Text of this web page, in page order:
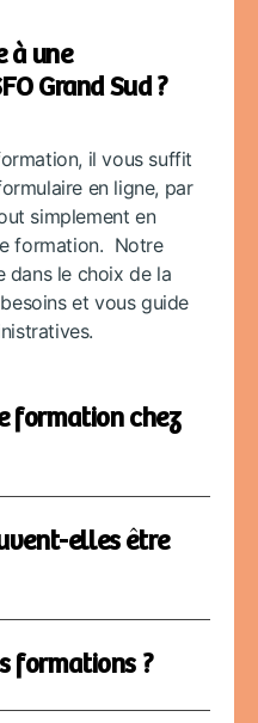
à une
Grand Sud ?
il vous suffit
en ligne, par
simplement en
formation. Notre
dans le choix de la
et vous guide
formation chez
elles être
formations ?